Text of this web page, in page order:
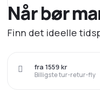
Når bør
Finn det ideelle
Billigste tur-retur-fly
fra 1559 kr